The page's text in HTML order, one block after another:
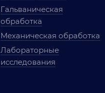
Гальваническая
обработка
Механическая обработка
Лабораторные
исследования